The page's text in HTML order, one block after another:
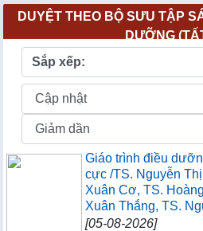
DUYỆT THEO BỘ SƯU TẬP
DƯỠNG
Sắp xếp:
Giáo trình điều
cực /TS. Nguyễn
Xuân Cơ, TS.
Xuân Thắng, TS.
[05-08-2026]